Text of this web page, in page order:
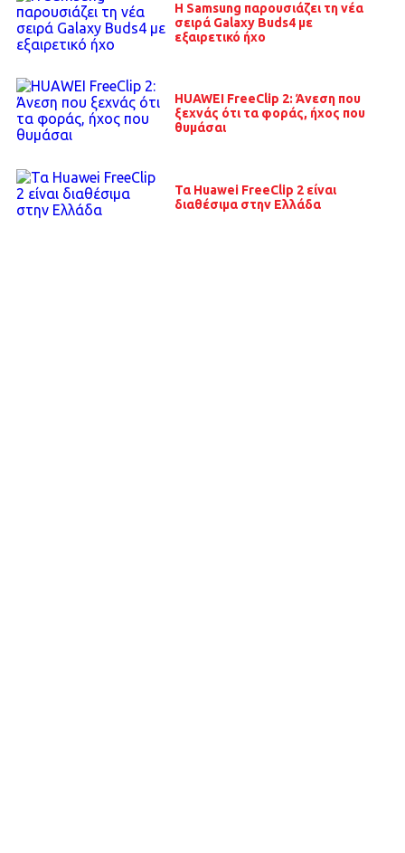
Η Samsung παρουσιάζει τη νέα
σειρά Galaxy Buds4 με
εξαιρετικό ήχο
HUAWEI FreeClip 2: Άνεση που
ξεχνάς ότι τα φοράς, ήχος που
θυμάσαι
Τα Huawei FreeClip 2 είναι
διαθέσιμα στην Ελλάδα